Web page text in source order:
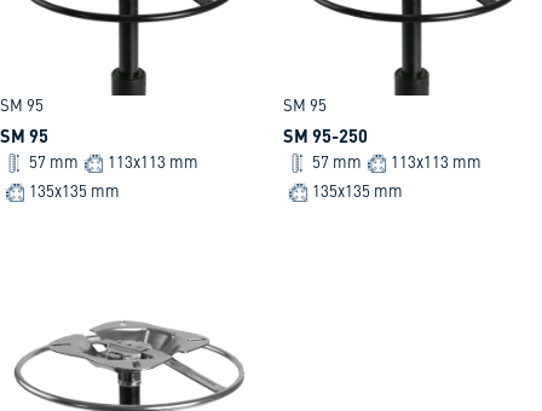
SM 95
SM 95
57 mm
113x113 mm
135x135 mm
SM 95
SM 95-250
57 mm
113x113 mm
135x135 mm